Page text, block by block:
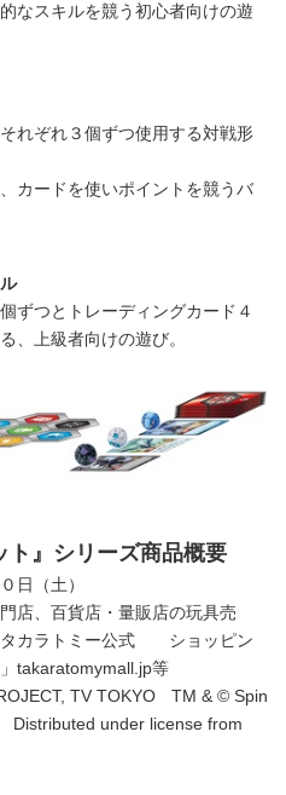
スキルを競う初心者向けの遊
ぞれ３個ずつ使用する対戦形
ードを使いポイントを競うバ
つとトレーディングカード４
、上級者向けの遊び。
ト』シリーズ商品概要
日（土）
、百貨店・量販店の玩具売
タカラトミー公式 ショッピン
takaratomymall.jp等
TV TOKYO TM & © Spin
Distributed under license from